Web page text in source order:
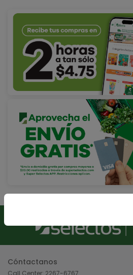
Cóntactanos
Call Center: 2267-6767